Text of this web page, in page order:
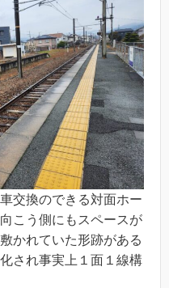
交換のできる対面ホー
こう側にもスペースが
かれていた形跡がある
され事実上１面１線構